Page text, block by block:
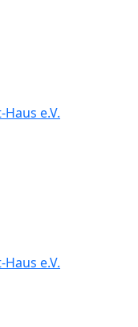
e.V.
e.V.